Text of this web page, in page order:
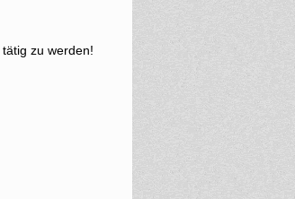
tätig zu werden!